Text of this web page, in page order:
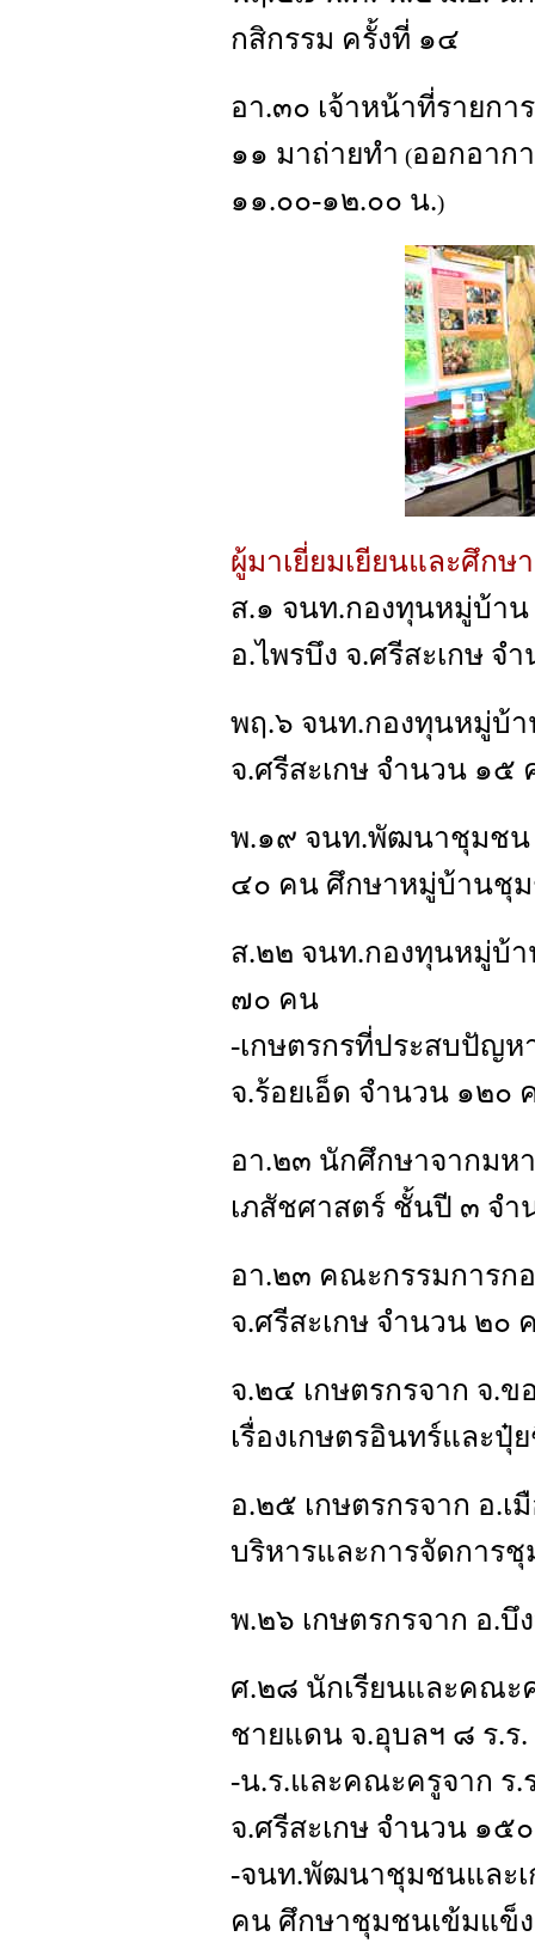
กสิกรรม ครั้งที่ ๑๔
อา.๓๐ เจ้าหน้าที่รายก
๑๑ มาถ่ายทำ (ออกอาก
๑๑.๐๐-๑๒.๐๐ น.)
ผู้มาเยี่ยมเยียนและศึกษ
ส.๑ จนท.กองทุนหมู่บ้า
อ.ไพรบึง จ.ศรีสะเกษ จ
พฤ.๖ จนท.กองทุนหมู่บ้
จ.ศรีสะเกษ จำนวน ๑๕
พ.๑๙ จนท.พัฒนาชุมชน
๔๐ คน ศึกษาหมู่บ้านชุม
ส.๒๒ จนท.กองทุนหมู่บ้า
๗๐ คน
-เกษตรกรที่ประสบปัญ
จ.ร้อยเอ็ด จำนวน ๑๒๐
อา.๒๓ นักศึกษาจากมห
เภสัชศาสตร์ ชั้นปี ๓ จ
อา.๒๓ คณะกรรมการก
จ.ศรีสะเกษ จำนวน ๒๐
จ.๒๔ เกษตรกรจาก จ.
เรื่องเกษตรอินทร์และปุ๋
อ.๒๕ เกษตรกรจาก อ.เ
บริหารและการจัดการ
พ.๒๖ เกษตรกรจาก อ.
ศ.๒๘ นักเรียนและคณะ
ชายแดน จ.อุบลฯ ๘ ร.
-น.ร.และคณะครูจาก ร.
จ.ศรีสะเกษ จำนวน ๑๕
-จนท.พัฒนาชุมชนและเ
คน ศึกษาชุมชนเข้มแข็ง